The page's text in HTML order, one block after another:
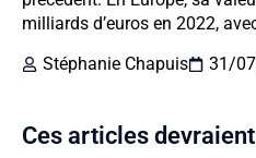
milliards d’euros en 2022,
Stéphanie Chapuis
31/
Ces articles